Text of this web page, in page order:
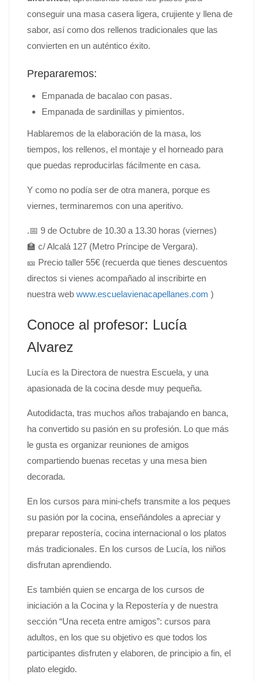
conseguir una masa casera ligera, crujiente y llena de
sabor, así como dos rellenos tradicionales que las
convierten en un auténtico éxito.
Prepararemos:
Empanada de bacalao con pasas.
Empanada de sardinillas y pimientos.
Hablaremos de la elaboración de la masa, los
tiempos, los rellenos, el montaje y el horneado para
que puedas reproducirlas fácilmente en casa.
Y como no podía ser de otra manera, porque es
viernes, terminaremos con una aperitivo.
.📅 9 de Octubre de 10.30 a 13.30 horas (viernes)
🏫 c/ Alcalá 127 (Metro Príncipe de Vergara).
🎫 Precio taller 55€ (recuerda que tienes descuentos
directos si vienes acompañado al inscribirte en
nuestra web www.escuelavienacapellanes.com )
Conoce al profesor: Lucía
Alvarez
Lucía es la Directora de nuestra Escuela, y una
apasionada de la cocina desde muy pequeña.
Autodidacta, tras muchos años trabajando en banca,
ha convertido su pasión en su profesión. Lo que más
le gusta es organizar reuniones de amigos
compartiendo buenas recetas y una mesa bien
decorada.
En los cursos para mini-chefs transmite a los peques
su pasión por la cocina, enseñándoles a apreciar y
preparar repostería, cocina internacional o los platos
más tradicionales. En los cursos de Lucía, los niños
disfrutan aprendiendo.
Es también quien se encarga de los cursos de
iniciación a la Cocina y la Repostería y de nuestra
sección “Una receta entre amigos”: cursos para
adultos, en los que su objetivo es que todos los
participantes disfruten y elaboren, de principio a fin, el
plato elegido.